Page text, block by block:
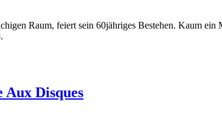
Raum, feiert sein 60jähriges Bestehen. Kaum
Aux Disques